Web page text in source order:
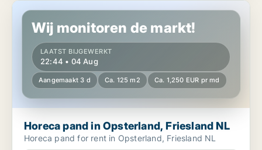
Horeca pand in Opsterland, Friesland NL
Wij monitoren de markt!
LAATST BIJGEWERKT
22:44 • 04 Aug
Aangemaakt 3 d Ca. 125 m2 Ca. 1,250 EUR pr md
Horeca pand in Opsterland, Friesland NL
Horeca pand for rent in Opsterland, Friesland NL